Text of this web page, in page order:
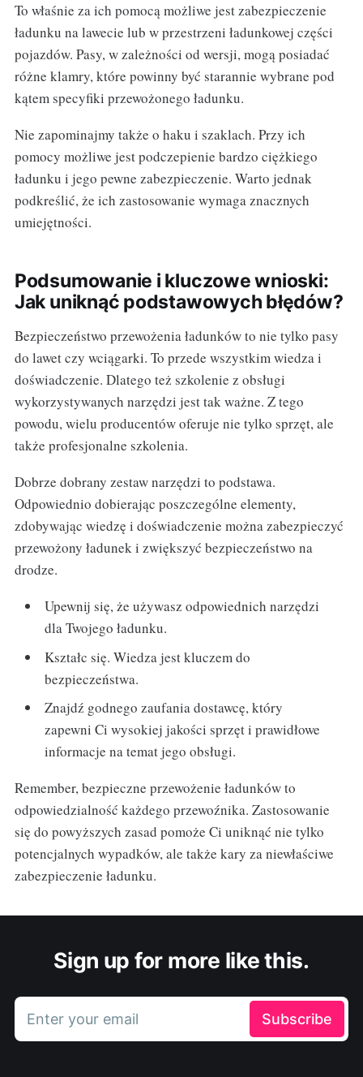
To właśnie za ich pomocą możliwe jest zabezpieczenie
ładunku na lawecie lub w przestrzeni ładunkowej części
pojazdów. Pasy, w zależności od wersji, mogą posiadać
różne klamry, które powinny być starannie wybrane pod
kątem specyfiki przewożonego ładunku.
Nie zapominajmy także o haku i szaklach. Przy ich
pomocy możliwe jest podczepienie bardzo ciężkiego
ładunku i jego pewne zabezpieczenie. Warto jednak
podkreślić, że ich zastosowanie wymaga znacznych
umiejętności.
Podsumowanie i kluczowe wnioski:
Jak uniknąć podstawowych błędów?
Bezpieczeństwo przewożenia ładunków to nie tylko pasy
do lawet czy wciągarki. To przede wszystkim wiedza i
doświadczenie. Dlatego też szkolenie z obsługi
wykorzystywanych narzędzi jest tak ważne. Z tego
powodu, wielu producentów oferuje nie tylko sprzęt, ale
także profesjonalne szkolenia.
Dobrze dobrany zestaw narzędzi to podstawa.
Odpowiednio dobierając poszczególne elementy,
zdobywając wiedzę i doświadczenie można zabezpieczyć
przewożony ładunek i zwiększyć bezpieczeństwo na
drodze.
Upewnij się, że używasz odpowiednich narzędzi
dla Twojego ładunku.
Kształc się. Wiedza jest kluczem do
bezpieczeństwa.
Znajdź godnego zaufania dostawcę, który
zapewni Ci wysokiej jakości sprzęt i prawidłowe
informacje na temat jego obsługi.
Remember, bezpieczne przewożenie ładunków to
odpowiedzialność każdego przewoźnika. Zastosowanie
się do powyższych zasad pomoże Ci uniknąć nie tylko
potencjalnych wypadków, ale także kary za niewłaściwe
zabezpieczenie ładunku.
Sign up for more like this.
Enter your email Subscribe